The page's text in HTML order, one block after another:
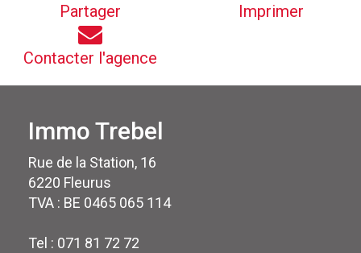
Partager Imprimer
Contacter l'agence
Immo Trebel
Rue de la Station, 16
6220 Fleurus
TVA : BE 0465 065 114
Tel : 071 81 72 72